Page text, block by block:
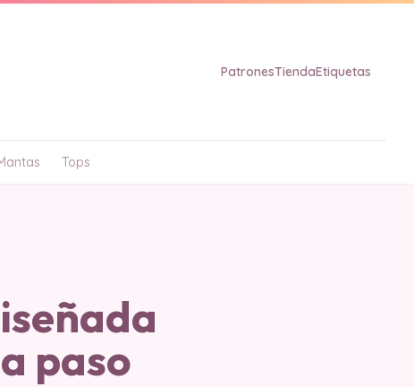
PatronesTiendaEtiquetas
Tops
paso